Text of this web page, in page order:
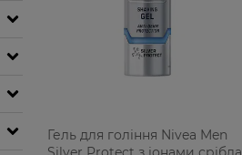
Гель для гоління Nivea Men